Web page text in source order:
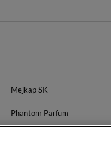
Mejkap SK
Phantom Parfum